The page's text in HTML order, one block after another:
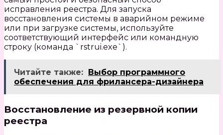
исправления реестра. Для запуска
восстановления системы в аварийном режиме
или при загрузке системы, используйте
соответствующий интерфейс или командную
строку (команда `rstrui.exe`).
Читайте также: Выбор программного
обеспечения для фрилансера-дизайнера
Восстановление из резервной копии
реестра